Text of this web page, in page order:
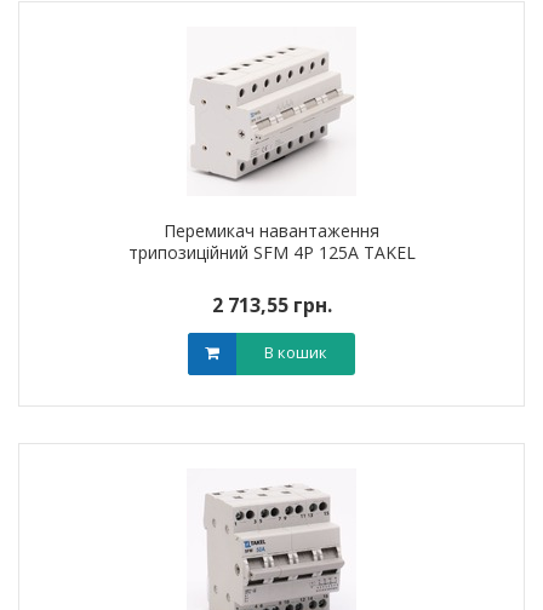
Перемикач навантаження
трипозиційний SFM 4P 125A TAKEL
2 713,55 грн.
В кошик